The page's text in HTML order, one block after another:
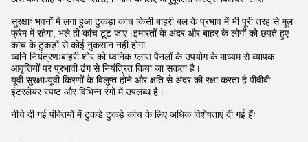
सुरक्षाः भवनों में लगा हुआ टुकड़ा कांच किसी बाहरी बल के प्रभाव में भी पूरी तरह से मूल
फ्रेम में रहेगा, भले ही कांच टूट जाए।इमारतों के अंदर और बाहर के लोगों को छपते हुए
कांच के टुकड़ों से कोई नुकसान नहीं होगा.
ध्वनि नियंत्रणःबाहरी शोर को ध्वनिक ग्लास पैनलों के उपयोग के माध्यम से व्यापक
आवृत्तियों पर प्रभावी ढंग से नियंत्रित किया जा सकता है।
यूवी सुरक्षाःयूवी किरणों के विलुप्त होने और क्षति से अंदर की रक्षा करता है:पीवीबी
इंटरलेयर स्पष्ट और विभिन्न रंगों में उपलब्ध है।
नीचे दी गई पंक्तियों में टुकड़े टुकड़े कांच के लिए अधिक विशेषताएं दी गई हैंः